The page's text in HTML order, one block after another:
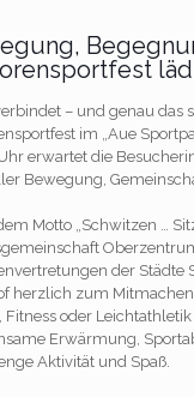
– und genau das
im „Aue
erwartet die
Bewegung,
Motto „Schwitzen …
der
herzlich zum
Fitness oder
Erwärmung,
Aktivität und Spaß.